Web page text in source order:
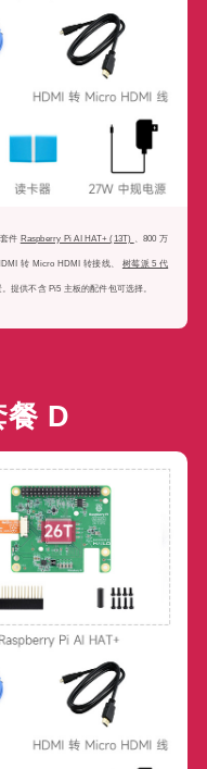
件 Raspberry Pi AI HAT+ (13T) 、800 万
转 Micro HDMI 转接线、 树莓派 5 代
提供不含 Pi5 主板的配件包可选择。
餐 D